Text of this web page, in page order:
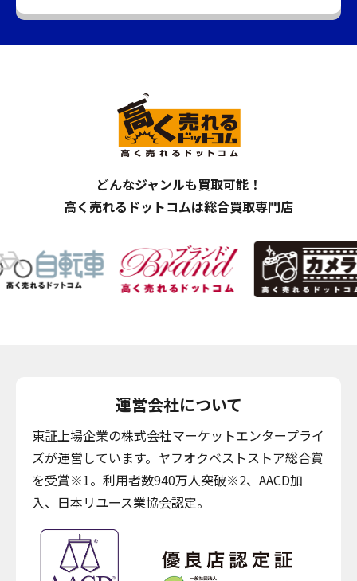
どんなジャンルも買取可能！
高く売れるドットコムは総合買取専門店
運営会社について
東証上場企業の株式会社マーケットエンタープライ
ズが運営しています。ヤフオクベストストア総合賞
を受賞※1。利用者数940万人突破※2、AACD加
入、日本リユース業協会認定。